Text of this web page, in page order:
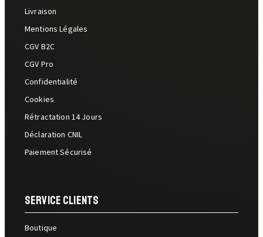
Livraison
Mentions Légales
CGV B2C
CGV Pro
Confidentialité
Cookies
Rétractation 14 Jours
Déclaration CNIL
Paiement Sécurisé
Service Clients
Boutique